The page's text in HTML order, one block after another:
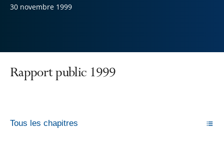
30 novembre 1999
Rapport public 1999
Tous les chapitres